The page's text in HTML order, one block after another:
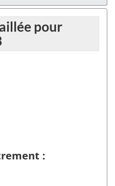
pour
: